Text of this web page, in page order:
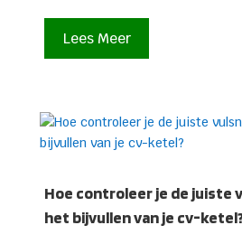
Lees Meer
Hoe controleer je de juiste
het bijvullen van je cv-